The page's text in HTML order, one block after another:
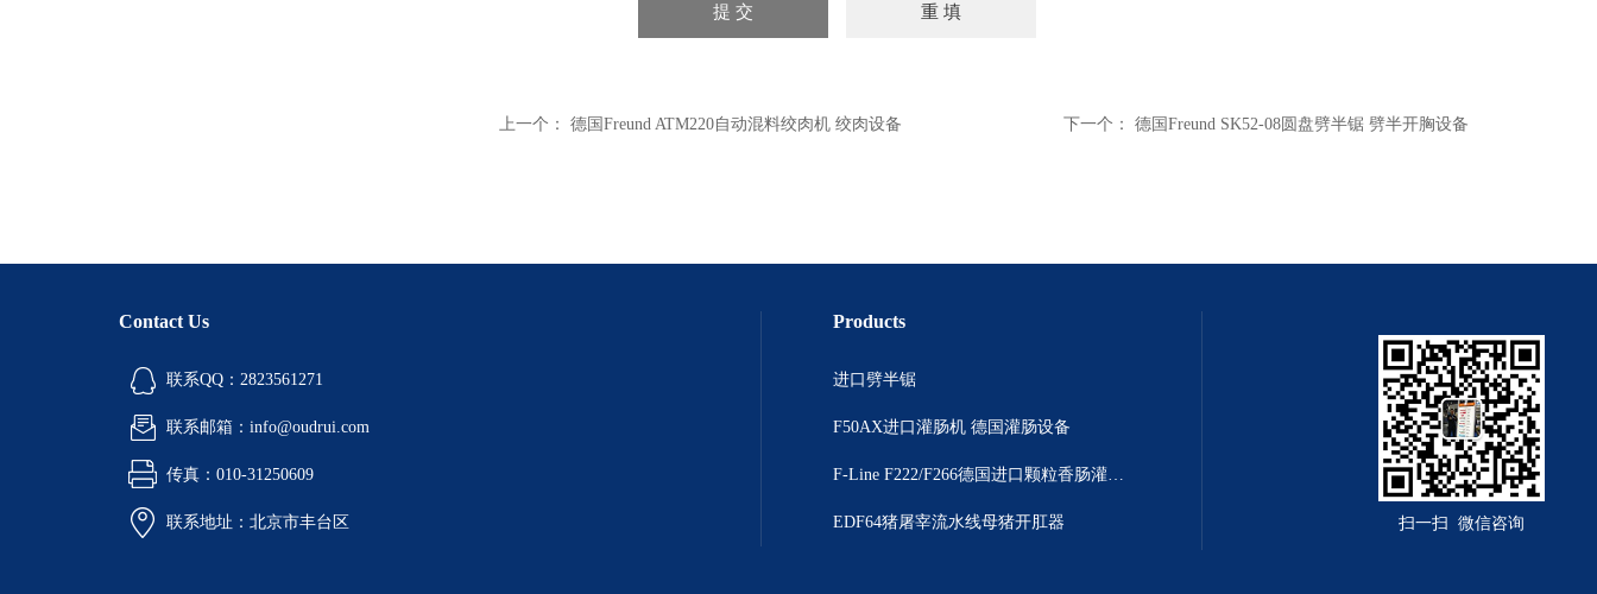
上一个： 德国Freund ATM220自动混料绞肉机 绞肉设备 下一个： 德国Freund SK52-08圆盘劈半锯 劈半开胸设备
Contact Us
联系QQ：2823561271
联系邮箱：info@oudrui.com
传真：010-31250609
联系地址：北京市丰台区
Products
进口劈半锯
F50AX进口灌肠机 德国灌肠设备
F-Line F222/F266德国进口颗粒香肠灌装机 灌肠设备
EDF64猪屠宰流水线母猪开肛器 扫一扫 微信咨询